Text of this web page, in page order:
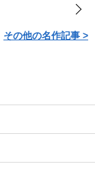
その他の名作記事 >